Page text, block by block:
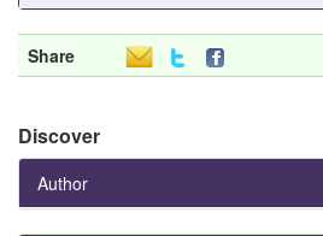
Share
Discover
Author